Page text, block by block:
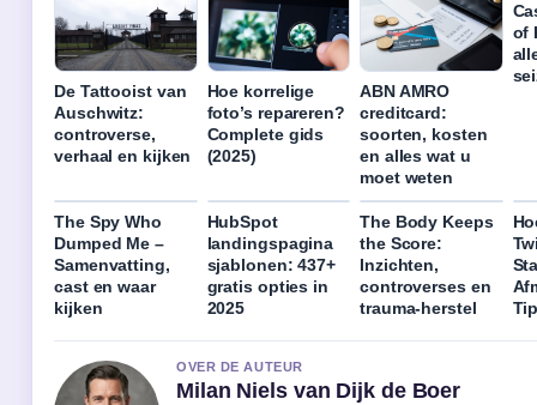
De Tattooist van
Auschwitz:
controverse,
verhaal en kijken
Hoe korrelige
foto’s repareren?
Complete gids
(2025)
ABN AMRO
creditcard:
soorten, kosten
en alles wat u
moet weten
of
The Spy Who
Dumped Me –
Samenvatting,
cast en waar
kijken
HubSpot
landingspagina
sjablonen: 437+
gratis opties in
2025
The Body Keeps
the Score:
Inzichten,
controverses en
trauma-herstel
OVER DE AUTEUR
Milan Niels van Dijk de Boer